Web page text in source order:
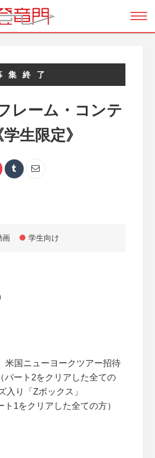
集終了
レーム・コンテ
生限定》
画 学生向け
国ニューヨークツアー招待
パート2をクリアした全ての
り「Zボックス」
1をクリアした全ての方）